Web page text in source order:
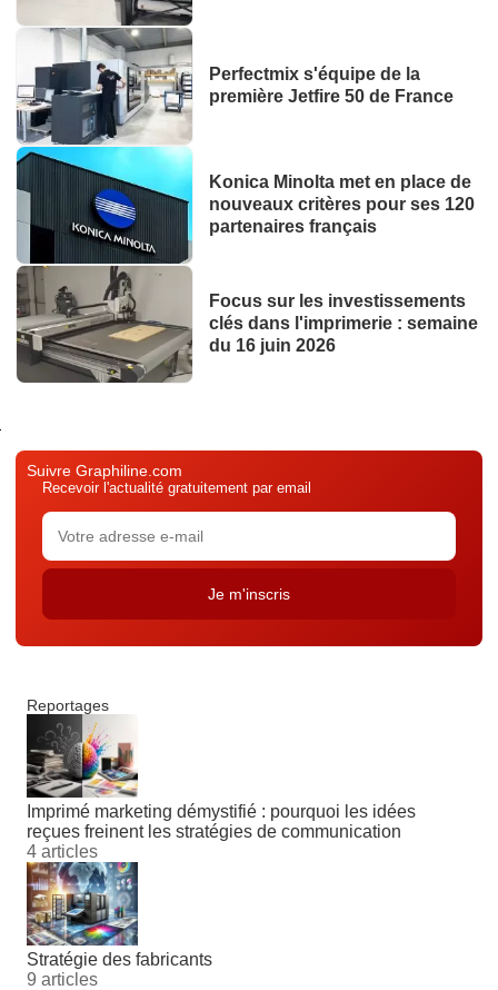
Perfectmix s'équipe de la
première Jetfire 50 de France
Konica Minolta met en place de
nouveaux critères pour ses 120
partenaires français
Focus sur les investissements
clés dans l'imprimerie : semaine
du 16 juin 2026
Suivre Graphiline.com
Recevoir l'actualité gratuitement par email
Reportages
Imprimé marketing démystifié : pourquoi les idées
reçues freinent les stratégies de communication
4 articles
Stratégie des fabricants
9 articles